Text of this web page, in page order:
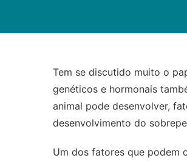
Tem se discutido muito o
genéticos e hormonais
animal pode desenvolver,
desenvolvimento do
Um dos fatores que podem